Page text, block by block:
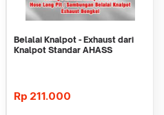
Belalai Knalpot - Exhaust dari
Knalpot Standar AHASS
Rp 211.000